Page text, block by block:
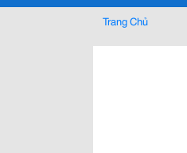
Trang Chủ